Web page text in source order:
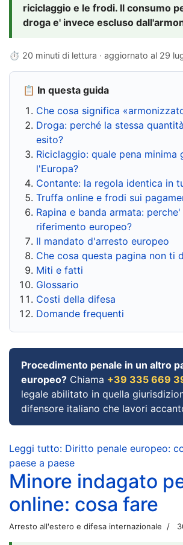
riciclaggio e le frodi. Il consumo
droga e' invece escluso
⏱ 20 minuti di lettura · aggiornato al 29
📋 In questa guida
Che cosa significa
Droga: perché la stessa
esito?
Riciclaggio: quale pena minima
l'Europa?
Contante: la regola identica in
Truffa online e frodi sui
Rapina e banda armata:
riferimento europeo?
Il mandato d'arresto europeo
Che cosa questa pagina non ti
Miti e fatti
Glossario
Costi della difesa
Domande frequenti
Procedimento penale in un altro
europeo? Chiama +39 335 669
legale abilitato in quella
difensore italiano che lavori
Leggi tutto: Diritto penale europeo:
paese a paese
Minore indagato
online: cosa fare
Arresto all'estero e difesa internazionale